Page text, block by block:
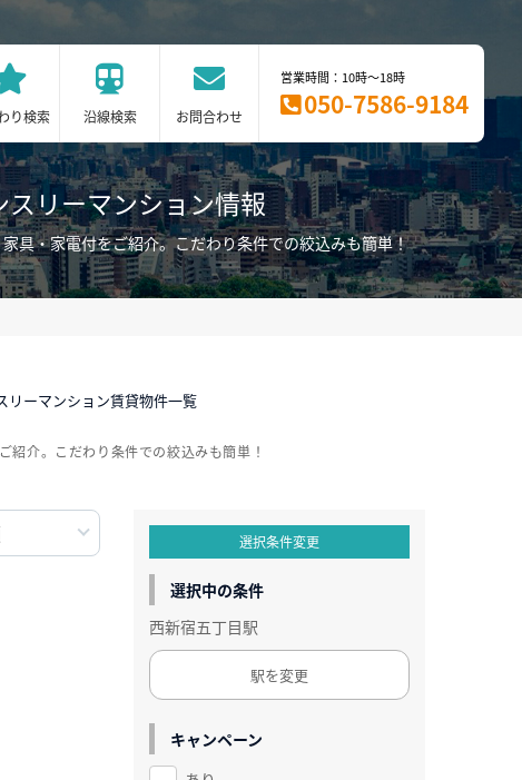
り検索 沿線検索 お問合わせ
営業時間：10時～18時
050-7586-9184
リーマンション情報
具・家電付をご紹介。こだわり条件での絞込みも簡単！
リーマンション賃貸物件一覧
介。こだわり条件での絞込みも簡単！
選択条件変更
選択中の条件
西新宿五丁目駅
駅を変更
キャンペーン